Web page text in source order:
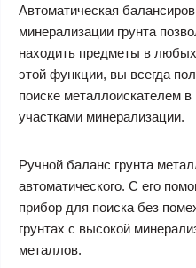
Автоматическая
минерализации грунта
находить предметы в
этой функции, вы всегда
поиске металлоискателем
участками минерализации.
Ручной баланс грунта
автоматического. С его
прибор для поиска без
грунтах с высокой
металлов.